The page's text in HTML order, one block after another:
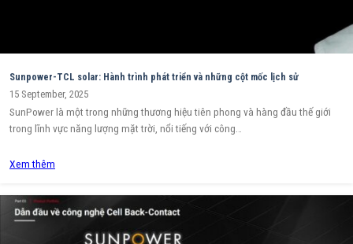
Sunpower-TCL solar: Hành trình phát triển và những cột mốc lịch sử
15 September, 2025
SunPower là một trong những thương hiệu tiên phong và hàng đầu thế giới
trong lĩnh vực năng lượng mặt trời, nổi tiếng với công…
Xem thêm